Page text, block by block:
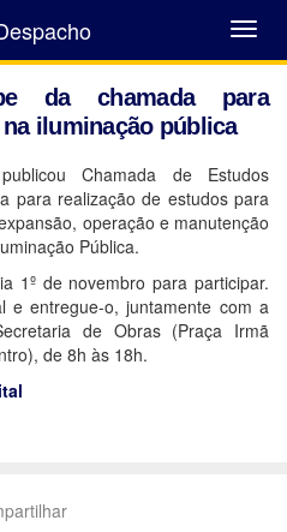
Abrir
Menu
da chamada para
iluminação pública
Chamada de Estudos
para realização de estudos para
operação e manutenção
Pública.
1º de novembro para participar.
e entregue-o, juntamente com a
de Obras (Praça Irmã
de 8h às 18h.